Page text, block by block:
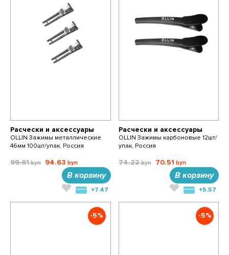
Расчески и аксессуары
OLLIN Зажимы металлические
46мм 100шт/упак, Россия
99.61 94.63
В корзину
+7.47
Расчески и аксессуары
OLLIN Зажимы карбоновые 12шт/
упак, Россия
74.22 70.51
В корзину
+5.57
-5% -5%